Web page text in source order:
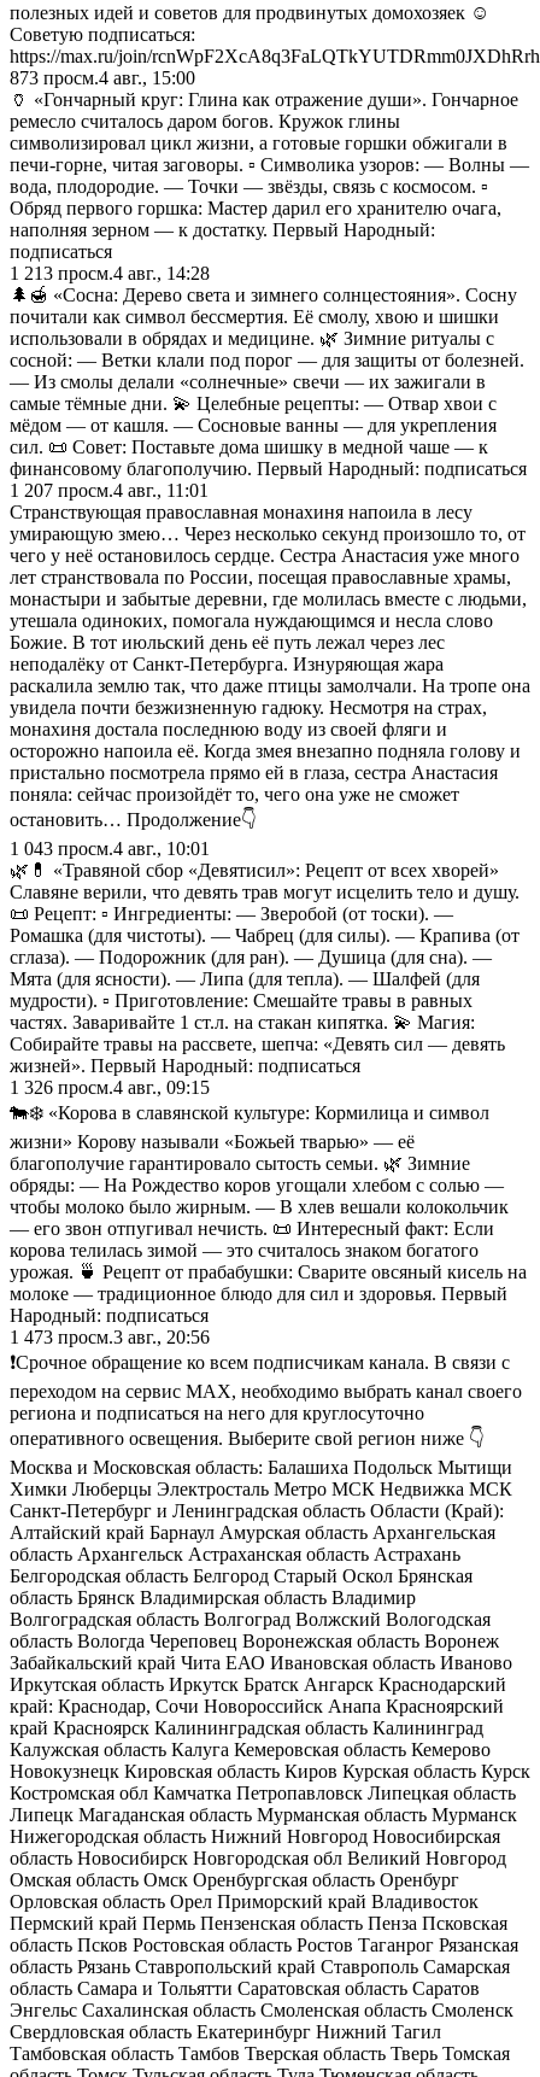
полезных идей и советов для продвинутых домохозяек ☺️
Советую подписаться:
https://max.ru/join/
873 просм.4 авг., 15:00
🏺 «Гончарный круг: Глина как отражение души». Гончарное
ремесло считалось даром богов. Кружок глины
символизировал цикл жизни, а готовые горшки обжигали в
печи-горне, читая заговоры. ▫️ Символика узоров: — Волны —
вода, плодородие. — Точки — звёзды, связь с космосом. ▫️
Обряд первого горшка: Мастер дарил его хранителю очага,
наполняя зерном — к достатку. Первый Народный:
подписаться
1 213 просм.4 авг., 14:28
🌲🍯 «Сосна: Дерево света и зимнего солнцестояния». Сосну
почитали как символ бессмертия. Её смолу, хвою и шишки
использовали в обрядах и медицине. 🌿 Зимние ритуалы с
сосной: — Ветки клали под порог — для защиты от болезней.
— Из смолы делали «солнечные» свечи — их зажигали в
самые тёмные дни. 💫 Целебные рецепты: — Отвар хвои с
мёдом — от кашля. — Сосновые ванны — для укрепления
сил. 📜 Совет: Поставьте дома шишку в медной чаше — к
финансовому благополучию. Первый Народный: подписаться
1 207 просм.4 авг., 11:01
Странствующая православная монахиня напоила в лесу
умирающую змею… Через несколько секунд произошло то, от
чего у неё остановилось сердце. Сестра Анастасия уже много
лет странствовала по России, посещая православные храмы,
монастыри и забытые деревни, где молилась вместе с людьми,
утешала одиноких, помогала нуждающимся и несла слово
Божие. В тот июльский день её путь лежал через лес
неподалёку от Санкт-Петербурга. Изнуряющая жара
раскалила землю так, что даже птицы замолчали. На тропе она
увидела почти безжизненную гадюку. Несмотря на страх,
монахиня достала последнюю воду из своей фляги и
осторожно напоила её. Когда змея внезапно подняла голову и
пристально посмотрела прямо ей в глаза, сестра Анастасия
поняла: сейчас произойдёт то, чего она уже не сможет
остановить… Продолжение👇
1 043 просм.4 авг., 10:01
🌿💊 «Травяной сбор «Девятисил»: Рецепт от всех хворей»
Славяне верили, что девять трав могут исцелить тело и душу.
📜 Рецепт: ▫️ Ингредиенты: — Зверобой (от тоски). —
Ромашка (для чистоты). — Чабрец (для силы). — Крапива (от
сглаза). — Подорожник (для ран). — Душица (для сна). —
Мята (для ясности). — Липа (для тепла). — Шалфей (для
мудрости). ▫️ Приготовление: Смешайте травы в равных
частях. Заваривайте 1 ст.л. на стакан кипятка. 💫 Магия:
Собирайте травы на рассвете, шепча: «Девять сил — девять
жизней». Первый Народный: подписаться
1 326 просм.4 авг., 09:15
🐄❄️ «Корова в славянской культуре: Кормилица и символ
жизни» Корову называли «Божьей тварью» — её
благополучие гарантировало сытость семьи. 🌿 Зимние
обряды: — На Рождество коров угощали хлебом с солью —
чтобы молоко было жирным. — В хлев вешали колокольчик
— его звон отпугивал нечисть. 📜 Интересный факт: Если
корова телилась зимой — это считалось знаком богатого
урожая. 🍵 Рецепт от прабабушки: Сварите овсяный кисель на
молоке — традиционное блюдо для сил и здоровья. Первый
Народный: подписаться
1 473 просм.3 авг., 20:56
❗️Срочное обращение ко всем подписчикам канала. В связи с
переходом на сервис МАХ, необходимо выбрать канал своего
региона и подписаться на него для круглосуточно
оперативного освещения. Выберите свой регион ниже 👇
Москва и Московская область: Балашиха Подольск Мытищи
Химки Люберцы Электросталь Метро МСК Недвижка МСК
Санкт-Петербург и Ленинградская область Области (Край):
Алтайский край Барнаул Амурская область Архангельская
область Архангельск Астраханская область Астрахань
Белгородская область Белгород Старый Оскол Брянская
область Брянск Владимирская область Владимир
Волгоградская область Волгоград Волжский Вологодская
область Вологда Череповец Воронежская область Воронеж
Забайкальский край Чита ЕАО Ивановская область Иваново
Иркутская область Иркутск Братск Ангарск Краснодарский
край: Краснодар, Сочи Новороссийск Анапа Красноярский
край Красноярск Калининградская область Калининград
Калужская область Калуга Кемеровская область Кемерово
Новокузнецк Кировская область Киров Курская область Курск
Костромская обл Камчатка Петропавловск Липецкая область
Липецк Магаданская область Мурманская область Мурманск
Нижегородская область Нижний Новгород Новосибирская
область Новосибирск Новгородская обл Великий Новгород
Омская область Омск Оренбургская область Оренбург
Орловская область Орел Приморский край Владивосток
Пермский край Пермь Пензенская область Пенза Псковская
область Псков Ростовская область Ростов Таганрог Рязанская
область Рязань Ставропольский край Ставрополь Самарская
область Самара и Тольятти Саратовская область Саратов
Энгельс Сахалинская область Смоленская область Смоленск
Свердловская область Екатеринбург Нижний Тагил
Тамбовская область Тамбов Тверская область Тверь Томская